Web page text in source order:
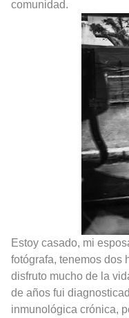
comunidad.
Estoy casado, mi
fotógrafa, tenemos dos
disfruto mucho de la
de años fui
inmunológica crónica,